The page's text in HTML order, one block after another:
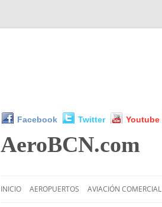
Facebook Twitter Youtube
AeroBCN.com
INICIO AEROPUERTOS AVIACIÓN COMERCIAL